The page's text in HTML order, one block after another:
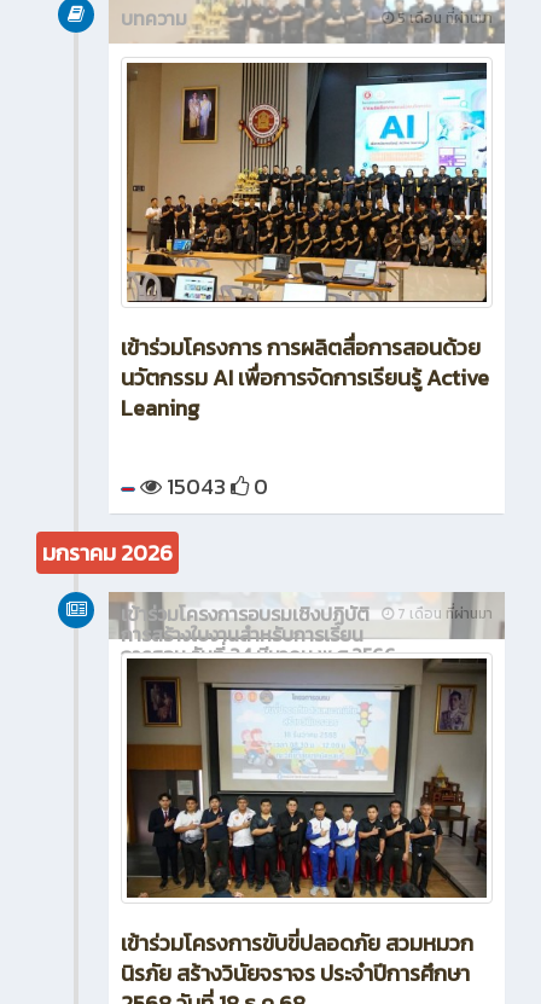
5 เดือน ที่ผ่านมา
บทความ
เข้าร่วมโครงการ การผลิตสื่อการสอนด้วย
นวัตกรรม AI เพื่อการจัดการเรียนรู้ Active
Leaning
15043 0
มกราคม 2026
7 เดือน ที่ผ่านมา
เข้าร่วมโครงการอบรมเชิงปฏิบัติ
การสร้างใบงานสำหรับการเรียน
การสอน วันที่ 24 มีนาคม พ.ศ.2566
เข้าร่วมโครงการขับขี่ปลอดภัย สวมหมวก
นิรภัย สร้างวินัยจราจร ประจำปีการศึกษา